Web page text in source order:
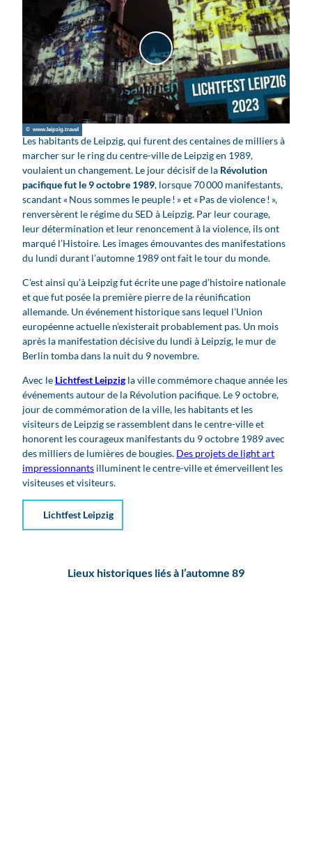
P
l
a
y
v
i
d
e
o
© www.leipzig.travel
Les habitants de Leipzig, qui furent des centaines de milliers à
marcher sur le ring du centre-ville de Leipzig en 1989,
voulaient un changement. Le jour décisif de la Révolution
pacifique fut le 9 octobre 1989, lorsque 70 000 manifestants,
scandant « Nous sommes le peuple ! » et « Pas de violence ! »,
renversèrent le régime du SED à Leipzig. Par leur courage,
leur détermination et leur renoncement à la violence, ils ont
marqué l’Histoire. Les images émouvantes des manifestations
du lundi durant l’automne 1989 ont fait le tour du monde.
C’est ainsi qu’à Leipzig fut écrite une page d’histoire nationale
et que fut posée la première pierre de la réunification
allemande. Un événement historique sans lequel l’Union
européenne actuelle n’existerait probablement pas. Un mois
après la manifestation décisive du lundi à Leipzig, le mur de
Berlin tomba dans la nuit du 9 novembre.
Avec le Lichtfest Leipzig la ville commémorechaque année les
événements autour de la Révolution pacifique. Le 9 octobre,
jour de commémoration de la ville, les habitants et les
visiteurs de Leipzig se rassemblent dans le centre-ville et
honorent les courageux manifestants du 9 octobre 1989 avec
des milliers de lumières de bougies. Des projets de light art
impressionnants illuminent le centre-ville et émerveillent les
visiteuses et visiteurs.
Lichtfest Leipzig
Lieux historiques liés à l’automne 89